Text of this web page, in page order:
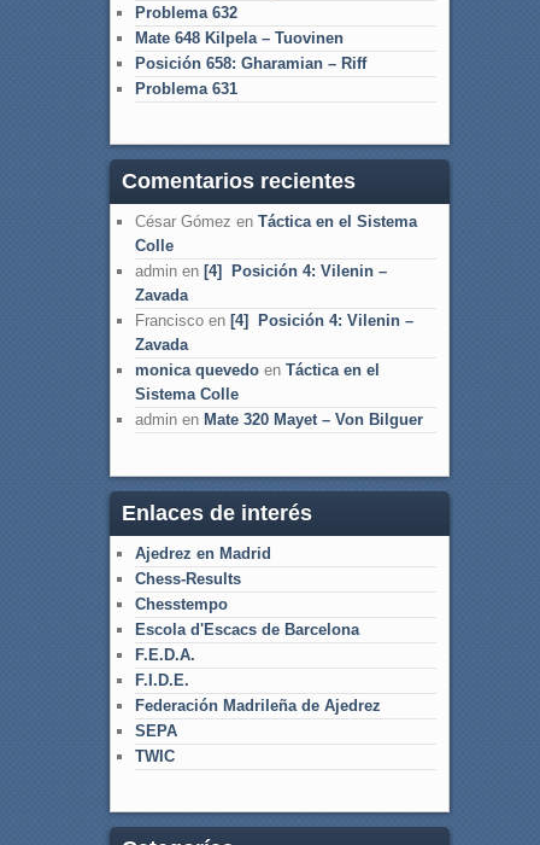
Problema 632
Mate 648 Kilpela – Tuovinen
Posición 658: Gharamian – Riff
Problema 631
Comentarios recientes
César Gómez en Táctica en el Sistema
Colle
adminen [4] Posición 4: Vilenin –
Zavada
Franciscoen [4] Posición 4: Vilenin –
Zavada
monica quevedoen Táctica en el
Sistema Colle
adminen Mate 320 Mayet – Von Bilguer
Enlaces de interés
Ajedrez en Madrid
Chess-Results
Chesstempo
Escola d'Escacs de Barcelona
F.E.D.A.
F.I.D.E.
Federación Madrileña de Ajedrez
SEPA
TWIC